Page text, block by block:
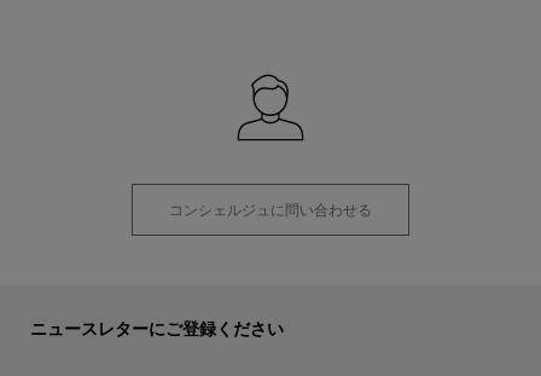
コンシェルジュに問い合わせる
ニュースレターにご登録ください